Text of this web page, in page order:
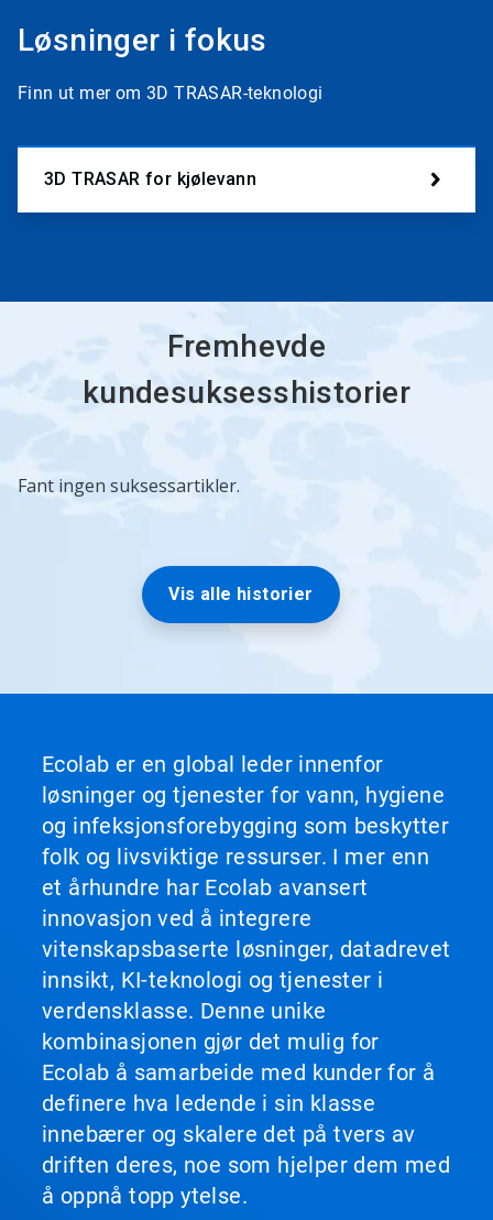
Løsninger i fokus
Finn ut mer om 3D TRASAR-teknologi
3D TRASAR for kjølevann
Fremhevde
kundesuksesshistorier
Fant ingen suksessartikler.
Vis alle historier
Ecolab er en global leder innenfor
løsninger og tjenester for vann, hygiene
og infeksjonsforebygging som beskytter
folk og livsviktige ressurser. I mer enn
et århundre har Ecolab avansert
innovasjon ved å integrere
vitenskapsbaserte løsninger, datadrevet
innsikt, KI-teknologi og tjenester i
verdensklasse. Denne unike
kombinasjonen gjør det mulig for
Ecolab å samarbeide med kunder for å
definere hva ledende i sin klasse
innebærer og skalere det på tvers av
driften deres, noe som hjelper dem med
å oppnå topp ytelse.